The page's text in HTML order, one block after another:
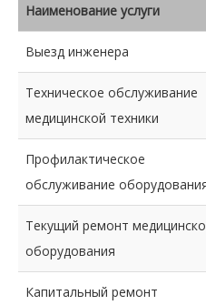
Наименование услуги
Выезд инженера
Техническое обслуживание
медицинской техники
Профилактическое
обслуживание
Текущий ремонт
оборудования
Капитальный ремонт